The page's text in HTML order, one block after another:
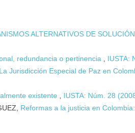
ALTERNATIVOS DE
redundancia o pertinencia
IUSTA:
La Jurisdicción Especial de Paz en
existente
IUSTA: Núm. 28
Reformas a la justicia en